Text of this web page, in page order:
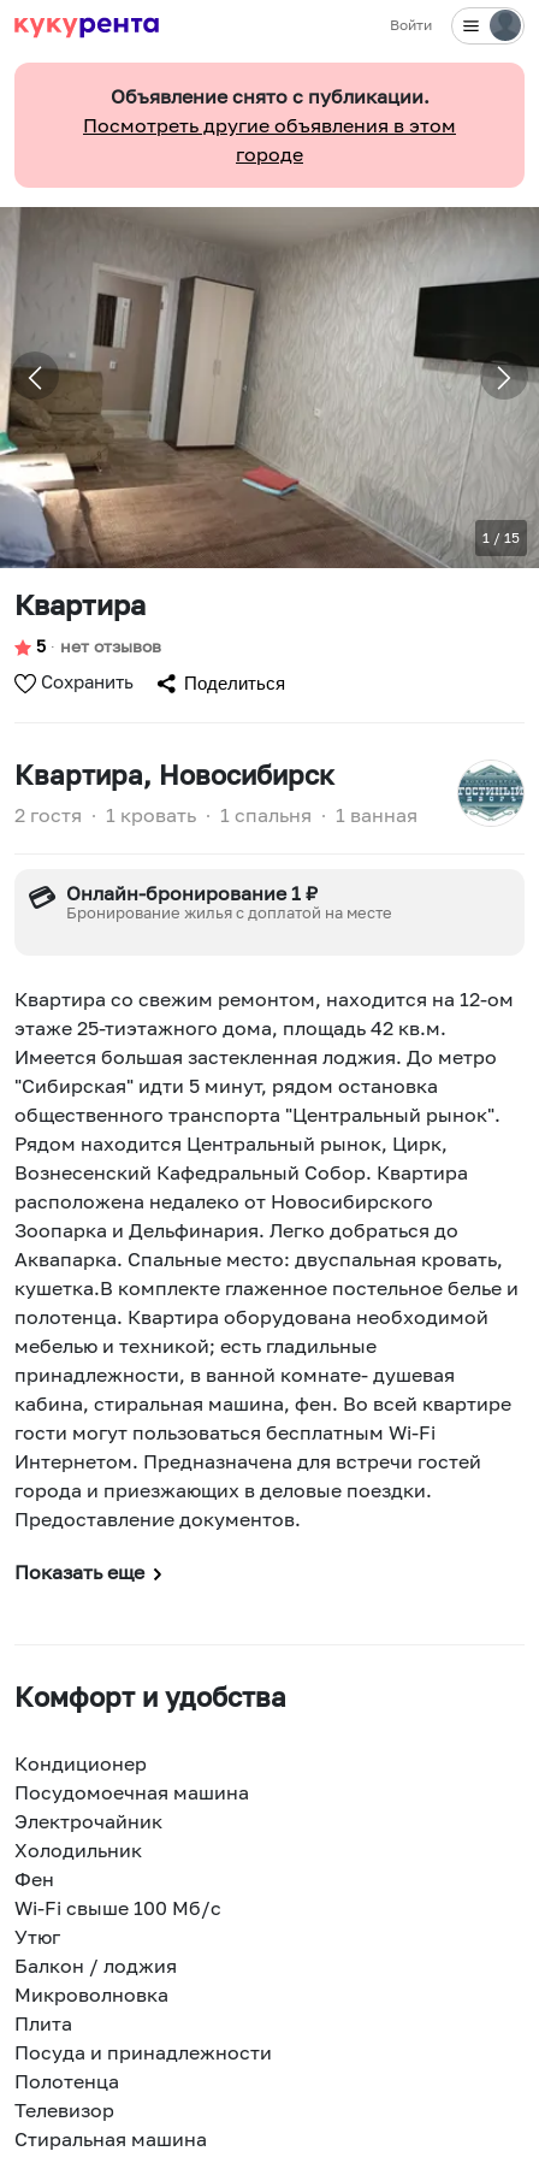
Войти
Объявление снято с публикации.
Посмотреть другие объявления в этом
городе
1 / 15
Квартира
5 ∙ нет отзывов
Сохранить Поделиться
Квартира, Новосибирск
2 гостя ∙ 1 кровать ∙ 1 спальня ∙ 1 ванная
💳 Онлайн-бронирование 1 ₽
Бронирование жилья с доплатой на месте
Квартира со свежим ремонтом, находится на 12-ом
этаже 25-тиэтажного дома, площадь 42 кв.м.
Имеется большая застекленная лоджия. До метро
"Сибирская" идти 5 минут, рядом остановка
общественного транспорта "Центральный рынок".
Рядом находится Центральный рынок, Цирк,
Вознесенский Кафедральный Собор. Квартира
расположена недалеко от Новосибирского
Зоопарка и Дельфинария. Легко добраться до
Аквапарка. Спальные место: двуспальная кровать,
кушетка.В комплекте глаженное постельное белье и
полотенца. Квартира оборудована необходимой
мебелью и техникой; есть гладильные
принадлежности, в ванной комнате- душевая
кабина, стиральная машина, фен. Во всей квартире
гости могут пользоваться бесплатным Wi-Fi
Интернетом. Предназначена для встречи гостей
города и приезжающих в деловые поездки.
Предоставление документов.
Показать еще
Комфорт и удобства
Кондиционер
Посудомоечная машина
Электрочайник
Холодильник
Фен
Wi-Fi свыше 100 Мб/с
Утюг
Балкон / лоджия
Микроволновка
Плита
Посуда и принадлежности
Полотенца
Телевизор
Стиральная машина